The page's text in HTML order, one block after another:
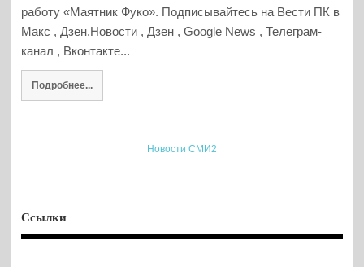
работу «Маятник Фуко». Подписывайтесь на Вести ПК в
Макс , Дзен.Новости , Дзен , Google News , Телеграм-
канал , Вконтакте...
Подробнее...
Новости СМИ2
Ссылки